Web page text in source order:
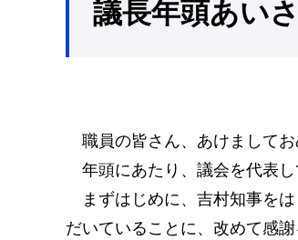
議長年頭あい
職員の皆さん、あけましてお
年頭にあたり、議会を代表し
まずはじめに、吉村知事をは
だいていることに、改めて感謝